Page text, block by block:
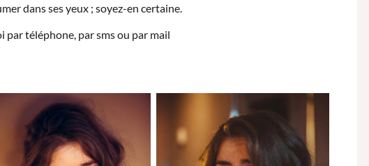
dans ses yeux ; soyez-en certaine.
par téléphone, par sms ou par mail